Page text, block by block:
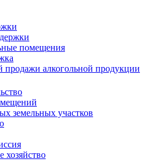
помещения
продажи алкогольной продукции
земельных участков